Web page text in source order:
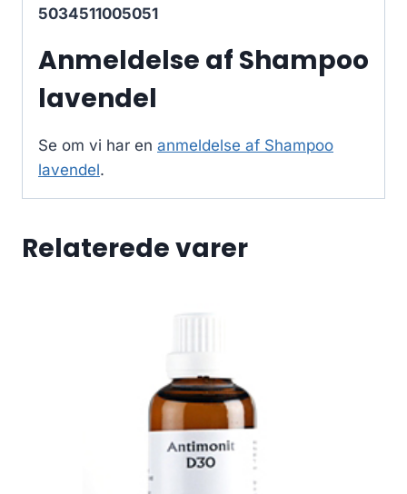
5034511005051
Anmeldelse af Shampoo
lavendel
Se om vi har en anmeldelse af Shampoo
lavendel.
Relaterede varer